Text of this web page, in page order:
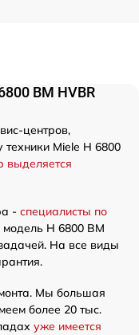
BM HVBR
центров,
Miele H 6800
выделяется
- специалисты по
модель H 6800 BM
На все виды
Мы большая
более 20 тыс.
уже имеется